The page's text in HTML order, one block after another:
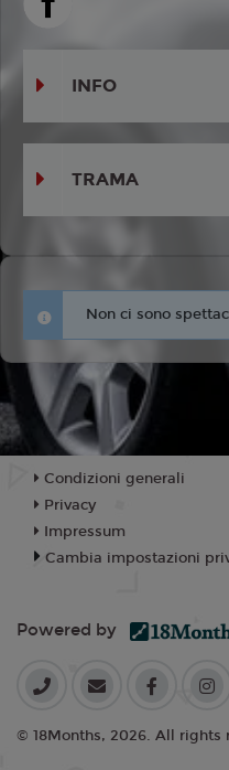
INFO
TRAMA
Non ci sono
Condizioni generali
Privacy
Impressum
Cambia impostazioni
Powered by
© 18Months, 2026. All rights